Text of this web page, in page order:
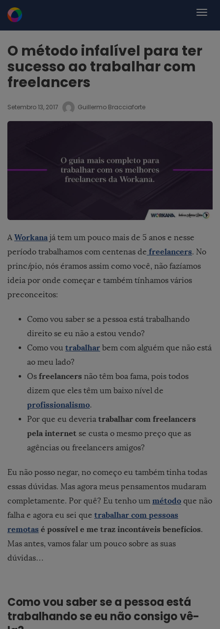
O método infalível para ter
sucesso ao trabalhar com
freelancers
Setembro 13, 2017 Guillermo Bracciaforte
A Workana já tem um pouco mais de 5 anos e nesse
período trabalhamos com centenas de freelancers. No
princípio, nós éramos assim como você, não fazíamos
ideia por onde começar e também tínhamos vários
preconceitos:
Como vou saber se a pessoa está trabalhando
direito se eu não a estou vendo?
Como vou trabalhar bem com alguém que não está
ao meu lado?
Os freelancers não têm boa fama, pois todos
dizem que eles têm um baixo nível de
profissionalismo.
Por que eu deveria trabalhar com freelancers
pela internet se custa o mesmo preço que as
agências ou freelancers amigos?
Eu não posso negar, no começo eu também tinha todas
essas dúvidas. Mas agora meus pensamentos mudaram
completamente. Por quê? Eu tenho um método que não
falha e agora eu sei que trabalhar com pessoas
remotas é possível e me traz incontáveis benefícios.
Mas antes, vamos falar um pouco sobre as suas
dúvidas…
Como vou saber se a pessoa está
trabalhando se eu não consigo vê-